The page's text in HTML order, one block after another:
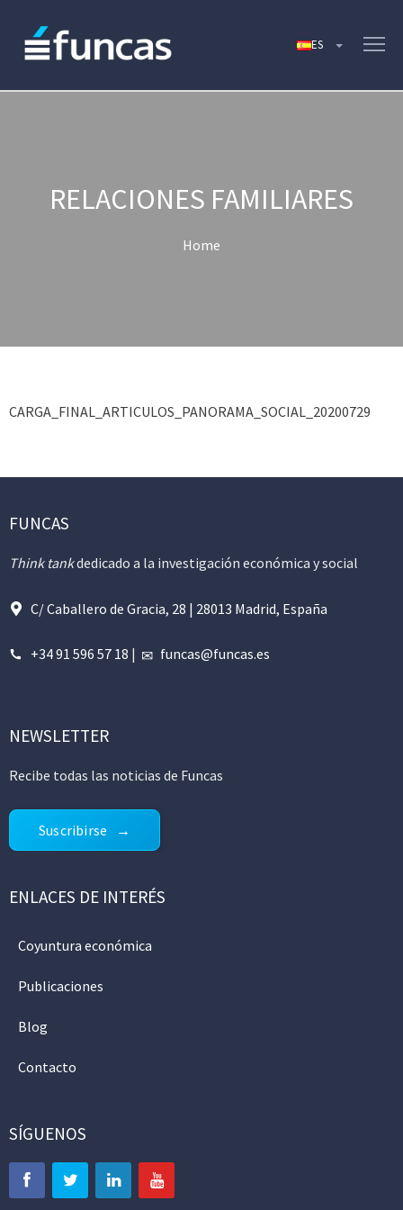
RELACIONES FAMILIARES
Home
CARGA_FINAL_ARTICULOS_PANORAMA_SOCIAL_20200729
FUNCAS
Think tankdedicado a la investigación económica y social
C/ Caballero de Gracia, 28 | 28013 Madrid, España
+34 91 596 57 18 | funcas@funcas.es
NEWSLETTER
Recibe todas las noticias de Funcas
Suscribirse
ENLACES DE INTERÉS
Coyuntura económica
Publicaciones
Blog
Contacto
SÍGUENOS